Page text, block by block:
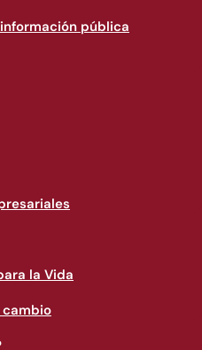
pública
la Vida